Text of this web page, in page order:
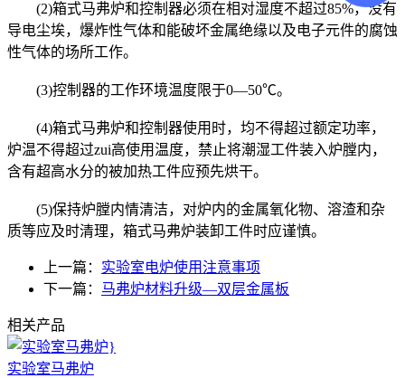
(2)箱式马弗炉和控制器必须在相对湿度不超过85%，没有
导电尘埃，爆炸性气体和能破坏金属绝缘以及电子元件的腐蚀
性气体的场所工作。
(3)控制器的工作环境温度限于0—50℃。
(4)箱式马弗炉和控制器使用时，均不得超过额定功率，
炉温不得超过zui高使用温度，禁止将潮湿工件装入炉膛内，
含有超高水分的被加热工件应预先烘干。
(5)保持炉膛内情清洁，对炉内的金属氧化物、溶渣和杂
质等应及时清理，箱式马弗炉装卸工件时应谨慎。
上一篇： 实验室电炉使用注意事项
下一篇： 马弗炉材料升级—双层金属板
相关产品
实验室马弗炉